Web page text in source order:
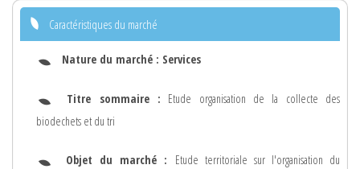
Caractéristiques du marché
Nature du marché : Services
Titre sommaire : Etude organisation de la collecte des
biodechets et du tri
Objet du marché : Etude territoriale sur l'organisation du